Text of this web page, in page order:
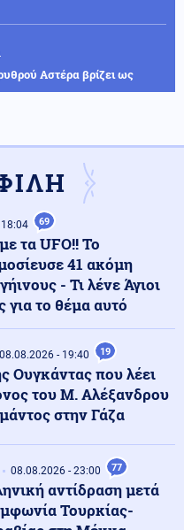
Αστέρα βρίζει ως
προσγειώθηκε στο
μπάνιο οι επιβάτες του
νεκρός δίπλα σε κάδους
– Τρεις νεκροί
drone
παρά την καθαίρεση
69
τα UFO!! Το
41 ακόμη
- Τι λένε Άγιοι
για το θέμα αυτό
08.08.2026 - 19:40 19
Ουγκάντας που λέει
του Μ. Αλέξανδρου
στην Γάζα
08.08.2026 - 23:00 77
αντίδραση μετά
Τουρκίας-